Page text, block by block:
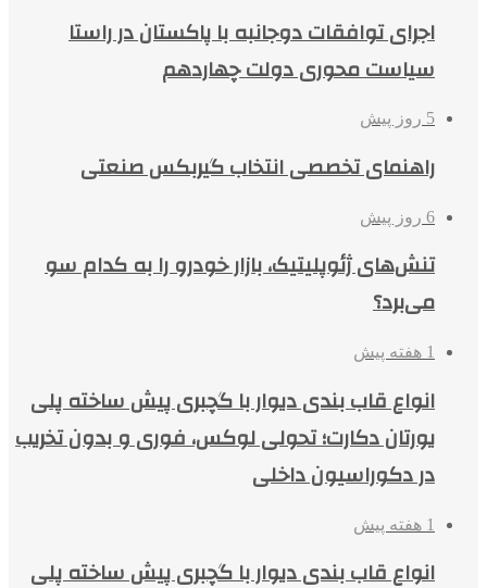
اجرای توافقات دوجانبه با پاکستان در راستا
سیاست محوری دولت چهاردهم
5 روز پیش
راهنمای تخصصی انتخاب گیربکس صنعتی
6 روز پیش
تنش‌های ژئوپلیتیک، بازار خودرو را به کدام سو
می‌برد؟
1 هفته پیش
انواع قاب بندی دیوار با گچبری پیش ساخته پلی
یورتان دکارت؛ تحولی لوکس، فوری و بدون تخریب
در دکوراسیون داخلی
1 هفته پیش
انواع قاب بندی دیوار با گچبری پیش ساخته پلی